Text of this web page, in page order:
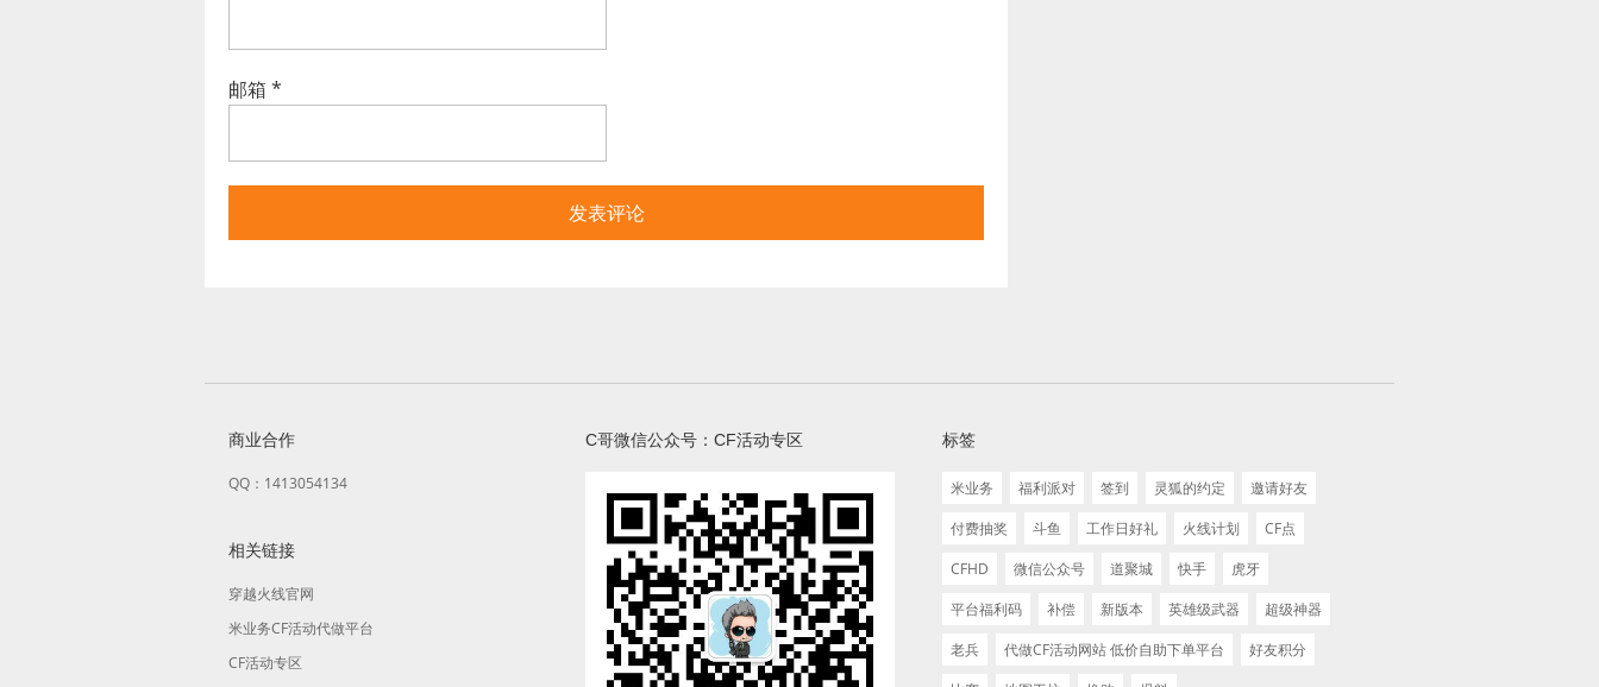
邮箱 *
商业合作
QQ：1413054134
相关链接
穿越火线官网
米业务CF活动代做平台
CF活动专区
C哥微信公众号：CF活动专区 标签
米业务 福利派对 签到 灵狐的约定
邀请好友
付费抽奖
斗鱼 工作日好礼 火线计划
CF点
CFHD
微信公众号 道聚城 快手
虎牙
平台福利码
补偿 新版本 英雄级武器
超级神器
老兵
代做CF活动网站 低价自助下单平台
好友积分